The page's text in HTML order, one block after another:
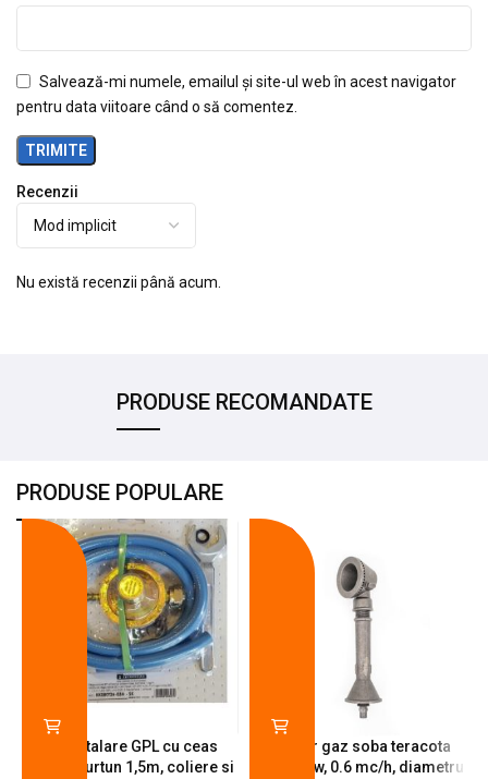
Recenzii
Nu există recenzii până acum.
Salvează-mi numele, emailul și site-ul web în acest navigator
pentru data viitoare când o să comentez.
PRODUSE RECOMANDATE
PRODUSE POPULARE
Kit instalare GPL cu ceas
butelie, furtun 1,5m, coliere si
Arzator gaz soba teracota
A600, 6 kw, 0.6 mc/h, diametru